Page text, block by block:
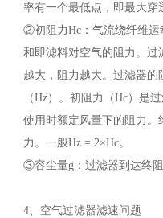
率有一个最低点，即最大穿
②初阻力Hc：气流绕纤维运
和即滤料对空气的阻力。
越大，阻力越大。过滤器的
（Hz）。初阻力（Hc）是
使用时额定风量下的阻力。
力。一般Hz = 2×Hc。
③容尘量g：过滤器到达终
4、空气过滤器滤速问题